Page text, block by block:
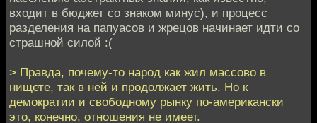
входит в бюджет со знаком минус), и процесс
разделения на папуасов и жрецов начинает идти со
страшной силой :(
> Правда, почему-то народ как жил массово в
нищете, так в ней и продолжает жить. Но к
демократии и свободному рынку по-американски
это, конечно, отношения не имеет.